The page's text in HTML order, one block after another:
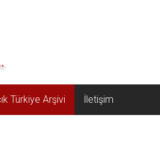
Türkiye Arşivi İletişim